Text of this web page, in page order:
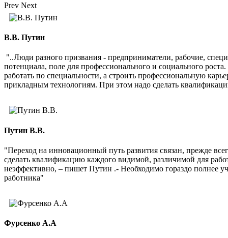
Prev Next
В.В. Путин
"..Люди разного призвания - предприниматели, рабочие,
потенциала, поле для профессионального и социального
работать по специальности, а строить профессиональную
прикладным технологиям. При этом надо сделать
Путин В.В.
"Переход на инновационный путь развития связан, прежде
сделать квалификацию каждого видимой, различимой для
неэффективно, – пишет Путин .- Необходимо гораздо полнее
работника"
Фурсенко А.А